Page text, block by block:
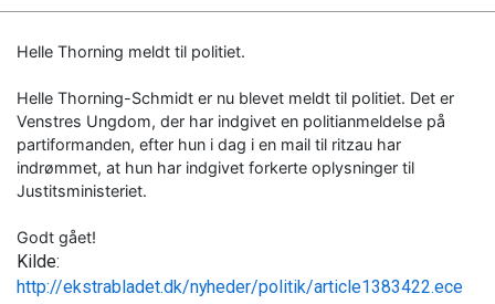
Helle Thorning meldt til politiet.
Helle Thorning-Schmidt er nu blevet meldt til politiet. Det er
Venstres Ungdom, der har indgivet en politianmeldelse på
partiformanden, efter hun i dag i en mail til ritzau har
indrømmet, at hun har indgivet forkerte oplysninger til
Justitsministeriet.
Godt gået!
Kilde:
http://ekstrabladet.dk/nyheder/politik/article1383422.ece